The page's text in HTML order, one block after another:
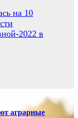
на 10
2022 в
аграрные